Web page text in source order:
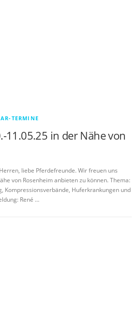
TERMINE
11.05.25 in der Nähe von
liebe Pferdefreunde. Wir freuen uns
von Rosenheim anbieten zu können. Thema:
Kompressionsverbände, Huferkrankungen und
René …